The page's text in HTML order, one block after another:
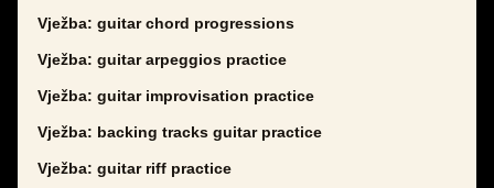
Vježba: guitar chord progressions
Vježba: guitar arpeggios practice
Vježba: guitar improvisation practice
Vježba: backing tracks guitar practice
Vježba: guitar riff practice